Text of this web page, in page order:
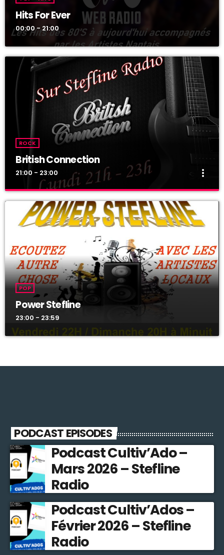
Hits For Ever
00:00 - 21:00
ROCK
British Connection
21:00 - 23:00 more_vert
British Connection
Présentée par Philippe
For every Show page the timetable is auomatically generated
from the schedule, and you can set automatic carousels of
Podcasts, Articles and Charts by simply choosing a category.
Curabitur id lacus felis. Sed justo mauris, auctor eget tellus nec,
pellentesque varius mauris. Sed eu congue nulla, et tincidunt
justo. Aliquam semper faucibus odio id varius. Suspendisse
varius laoreet sodales.
close
POP
Power Stefline
23:00 - 23:59
PODCAST EPISODES
Podcast Cultiv’Ado –
Mars 2026 – Stefline
Radio
Podcast Cultiv’Ados –
Février 2026 – Stefline
Radio